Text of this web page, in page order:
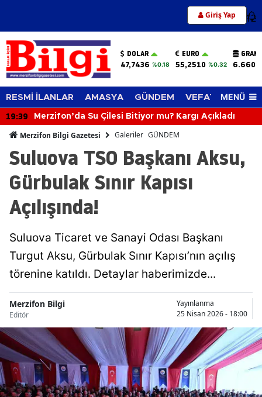
Giriş Yap 12
DOLAR
47,7436 %0.18
EURO
55,2510 %0.32
RESMİ İLANLAR AMASYA GÜNDEM VEFAT EDENLER
MENÜ
Açıkladı 19:01 Merzifon’da Dostluğun Fidanı
Merzifon Bilgi Gazetesi Galeriler GÜNDEM
Suluova TSO Başkanı Aksu,
Gürbulak Sınır Kapısı
Açılışında!
Suluova Ticaret ve Sanayi Odası Başkanı
Turgut Aksu, Gürbulak Sınır Kapısı’nın açılış
törenine katıldı. Detaylar haberimizde...
Merzifon Bilgi
Editör
Yayınlanma
25 Nisan 2026 - 18:00